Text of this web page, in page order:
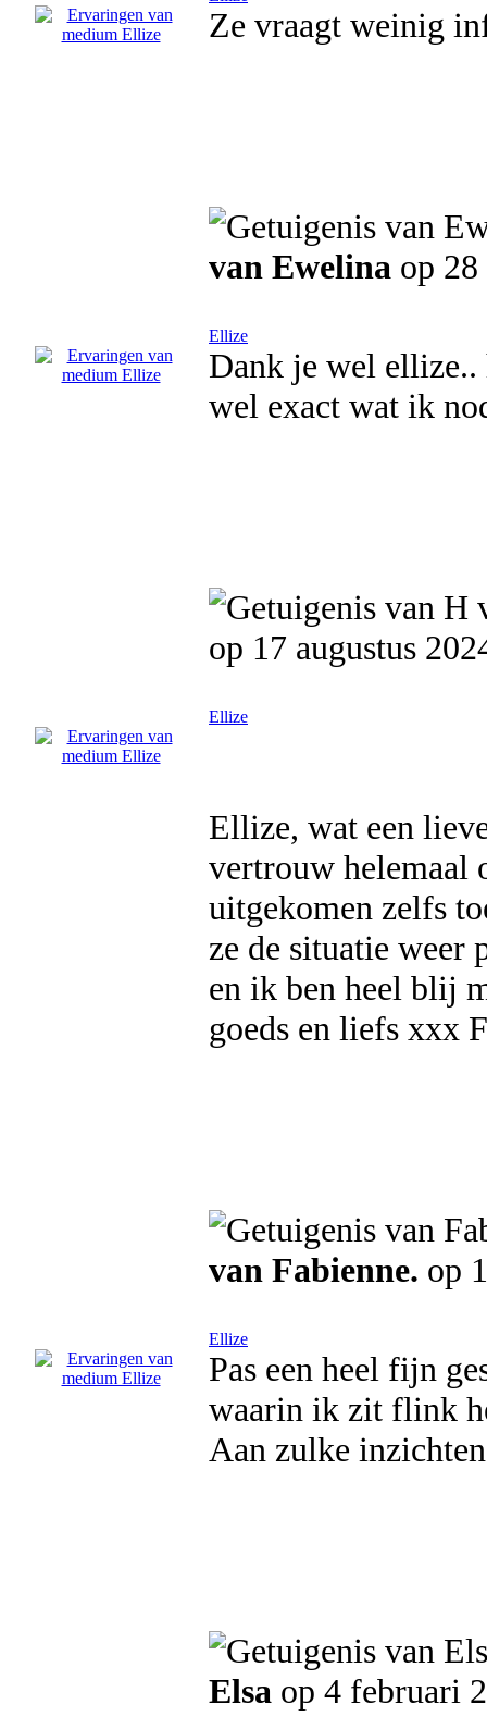
Ze vraagt weinig
van Ewelina op
Ellize
Dank je wel ellize..
wel exact wat ik
op 17 augustus
Ellize
Ellize, wat een
vertrouw helemaal
uitgekomen zelfs
ze de situatie weer
en ik ben heel blij
goeds en liefs xxx
van Fabienne. op
Ellize
Pas een heel fijn
waarin ik zit flink
Aan zulke
Elsa op 4 februari